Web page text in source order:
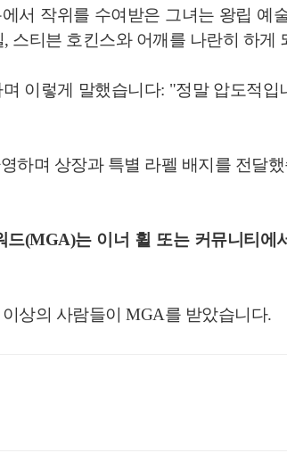
서 작위를 수여받은 그녀는 왕립 예
스티븐 호킨스와 어깨를 나란히 하게
이렇게 말했습니다: "정말 압도적입
하며 상장과 특별 라펠 배지를 전달
(MGA)는 이너 휠 또는 커뮤니티에
상의 사람들이 MGA를 받았습니다.